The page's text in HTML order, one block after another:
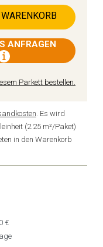
WARENKORB
ANFRAGEN
Parkett bestellen.
. Es wird
(2.25 m²/Paket)
in den Warenkorb
€